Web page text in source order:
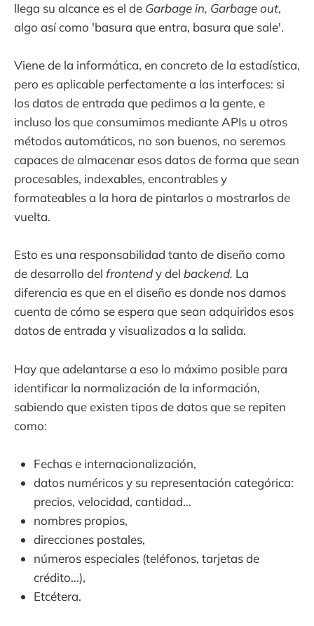
llega su alcance es el de Garbage in, Garbage out,
algo así como 'basura que entra, basura que sale'.
Viene de la informática, en concreto de la estadística,
pero es aplicable perfectamente a las interfaces: si
los datos de entrada que pedimos a la gente, e
incluso los que consumimos mediante APIs u otros
métodos automáticos, no son buenos, no seremos
capaces de almacenar esos datos de forma que sean
procesables, indexables, encontrables y
formateables a la hora de pintarlos o mostrarlos de
vuelta.
Esto es una responsabilidad tanto de diseño como
de desarrollo del frontendy del backend. La
diferencia es que en el diseño es donde nos damos
cuenta de cómo se espera que sean adquiridos esos
datos de entrada y visualizados a la salida.
Hay que adelantarse a eso lo máximo posible para
identificar la normalización de la información,
sabiendo que existen tipos de datos que se repiten
como:
Fechas e internacionalización,
datos numéricos y su representación categórica:
precios, velocidad, cantidad…
nombres propios,
direcciones postales,
números especiales (teléfonos, tarjetas de
crédito…),
Etcétera.